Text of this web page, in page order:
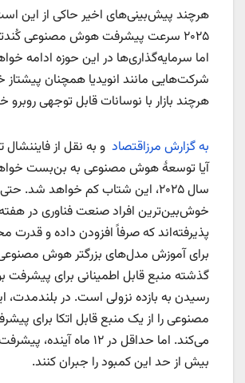
هرچند پیش‌بینی‌های اخیر حاکی از این
۲۰۲۵ سرعت پیشرفت هوش مصنوعی
اما سرمایه‌گذاری‌ها در این حوزه ادامه
شرکت‌هایی مانند انویدیا همچنان پیشتاز
هرچند بازار با نوسانات قابل توجهی روبرو
به گزارش مرزاقتصاد و به نقل از فایننشال
آیا توسعۀ هوش مصنوعی به بن‌بست
سال ۲۰۲۵، این شتاب کم خواهد شد.
خوش‌بین‌ترین افراد صنعت فناوری در
پذیرفته‌اند که صرفاً افزودن داده و قدرت
برای آموزش مدل‌های بزرگتر هوش
گذشته منبع قابل اطمینانی برای پیشرفت
رسیدن به بازده نزولی است. در
مصنوعی را از یک منبع قابل اتکا برای
می‌کند. اما حداقل در ۱۲ ماه
بیش از حد این کمبود را جبران کنند.